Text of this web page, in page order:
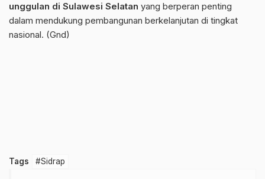
unggulan di Sulawesi Selatan yang berperan penting
dalam mendukung pembangunan berkelanjutan di tingkat
nasional. (Gnd)
Tags #Sidrap